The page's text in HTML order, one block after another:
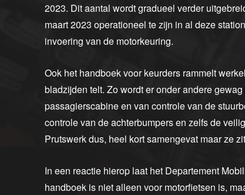
2023. Dit aantal wordt gradueel verder
maart 2023 operationeel te zijn in al deze
invoering van de motorkeuring.
Ook het handboek voor keurders rammelt
bladzijden telt. Zo wordt er onder andere
passagierscabine en van controle van de
controle van de achterbumpers en zelfs de
Prutswerk dus, heel kort samengevat maar ze
In een reactie hierop laat het Departement
handboek is niet alleen voor motorfietsen is,